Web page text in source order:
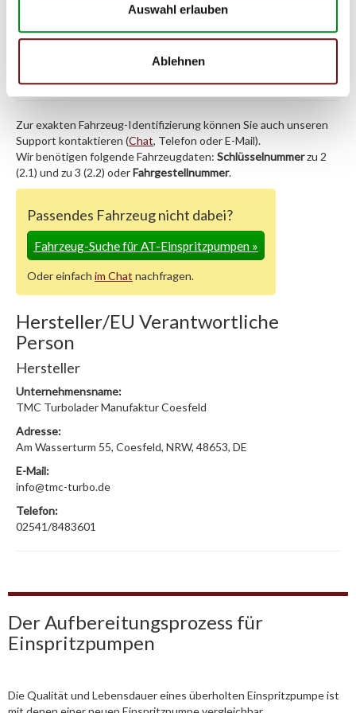
Auswahl erlauben
Ablehnen
II
Zur exakten Fahrzeug-Identifizierung können Sie auch unseren
Support kontaktieren (Chat, Telefon oder E-Mail).
Wir benötigen folgende Fahrzeugdaten: Schlüsselnummerzu 2
(2.1) und zu 3 (2.2) oderFahrgestellnummer.
Passendes Fahrzeug nicht dabei?
Fahrzeug-Suche für AT-Einspritzpumpen»
Oder einfach im Chat nachfragen.
Hersteller/EU Verantwortliche
Person
Hersteller
Unternehmensname:
TMC Turbolader Manufaktur Coesfeld
Adresse:
Am Wasserturm 55, Coesfeld, NRW, 48653, DE
E-Mail:
info@tmc-turbo.de
Telefon:
02541/8483601
Der Aufbereitungsprozess für
Einspritzpumpen
Die Qualität und Lebensdauer eines überholten Einspritzpumpe ist